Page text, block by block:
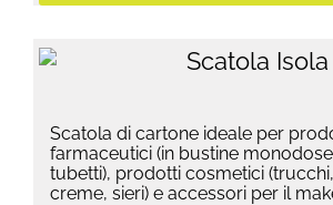
Scatola di cartone ideale per
farmaceutici (in bustine
tubetti), prodotti cosmetici
creme, sieri) e accessori per il